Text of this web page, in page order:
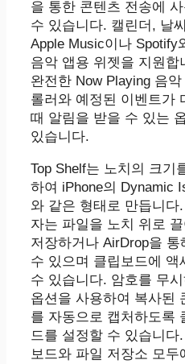
을 통한 콘텐츠 전송에
수 있습니다. 캘린더, 날
Apple Music이나 Spotify
음악 앱용 위젯을 지원합
완전한 Now Playing 음악
롤러와 예정된 이벤트가
때 알림을 받을 수 있는
있습니다.
Top Shelf는 노치의 크기
하여 iPhone의 Dynamic
와 같은 형태로 만듭니다
자는 파일을 노치 위로 끌
저장하거나 AirDrop을 통
수 있으며 클립보드에 액
수 있습니다. 암호를 무
옵션을 사용하여 복사된
를 자동으로 캡처하도록
드를 설정할 수 있습니다
보드와 파일 저장소 모두